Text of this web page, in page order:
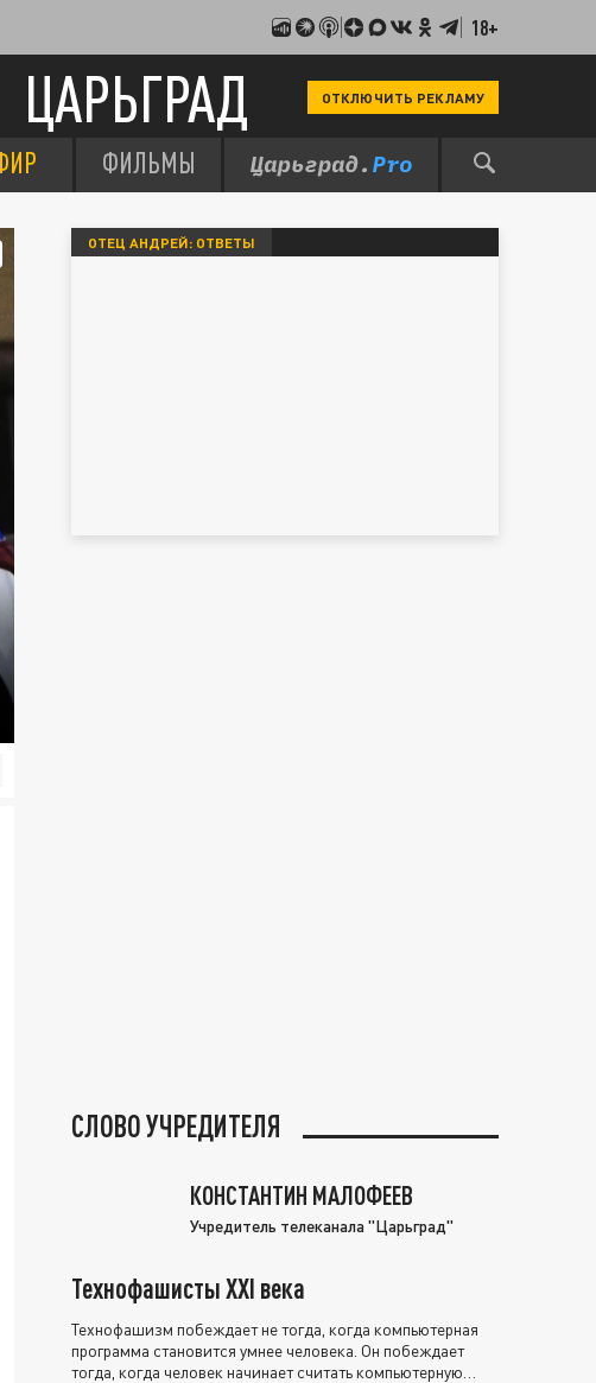
18+
ЦАРЬГРАД ОТКЛЮЧИТЬ РЕКЛАМУ
ФИЛЬМЫ
ОТЕЦ АНДРЕЙ: ОТВЕТЫ
СЛОВО УЧРЕДИТЕЛЯ
КОНСТАНТИН МАЛОФЕЕВ
Учредитель телеканала "Царьград"
Технофашисты XXI века
Технофашизм побеждает не тогда, когда компьютерная
программа становится умнее человека. Он побеждает
тогда, когда человек начинает считать компьютерную